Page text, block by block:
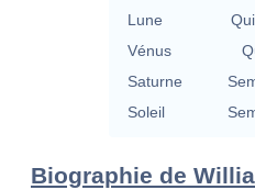
Lune
Vénus
Saturne
Soleil
Biographie de